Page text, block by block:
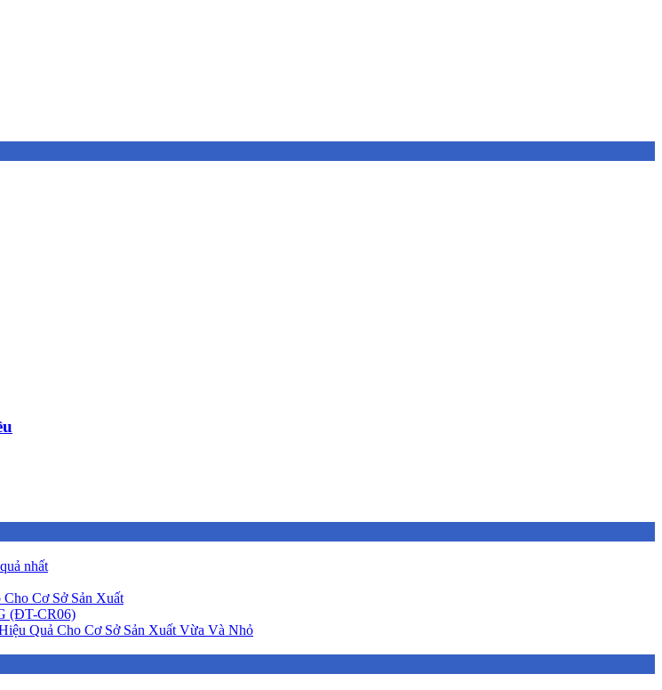
nhất
Cơ Sở Sản Xuất
(ĐT-CR06)
Quả Cho Cơ Sở Sản Xuất Vừa Và Nhỏ